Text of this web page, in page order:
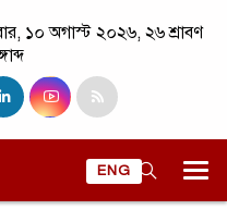
১০ অগাস্ট ২০২৬, ২৬ শ্রাবণ
ENG